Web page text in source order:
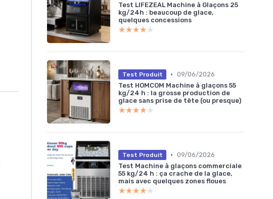
Test LIFEZEAL Machine à Glaçons 25
kg/24h : beaucoup de glace,
quelques concessions
★★★★★
★★★★★
Test Produit • 09/06/2026
Test HOMCOM Machine à glaçons 55
kg/24 h : la grosse production de
glace sans prise de tête (ou presque)
★★★★★
★★★★★
Test Produit • 09/06/2026
Test Machine à glaçons commerciale
55 kg/24 h : ça crache de la glace,
mais avec quelques zones floues
★★★★★
★★★★★